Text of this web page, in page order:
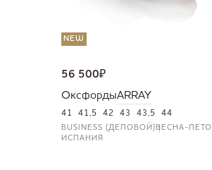
NEW
56 500₽
ОксфордыARRAY
41 41,5 42 43 43,5 44
BUSINESS (ДЕЛОВОЙ)ВЕСНА-ЛЕТО
ИСПАНИЯ